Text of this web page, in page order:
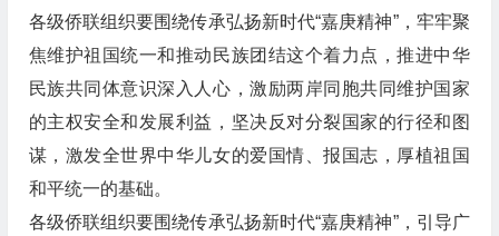
各级侨联组织要围绕传承弘扬新时代“嘉庚精神”，牢牢聚
焦维护祖国统一和推动民族团结这个着力点，推进中华
民族共同体意识深入人心，激励两岸同胞共同维护国家
的主权安全和发展利益，坚决反对分裂国家的行径和图
谋，激发全世界中华儿女的爱国情、报国志，厚植祖国
和平统一的基础。
各级侨联组织要围绕传承弘扬新时代“嘉庚精神”，引导广